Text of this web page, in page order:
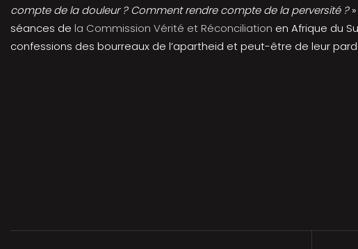
compte de la douleur ? Comment rendre compte de la perversité ?»
séances de la Commission Vérité et Réconciliation en Afrique du
confessions des bourreaux de l’apartheid et peut-être de leur